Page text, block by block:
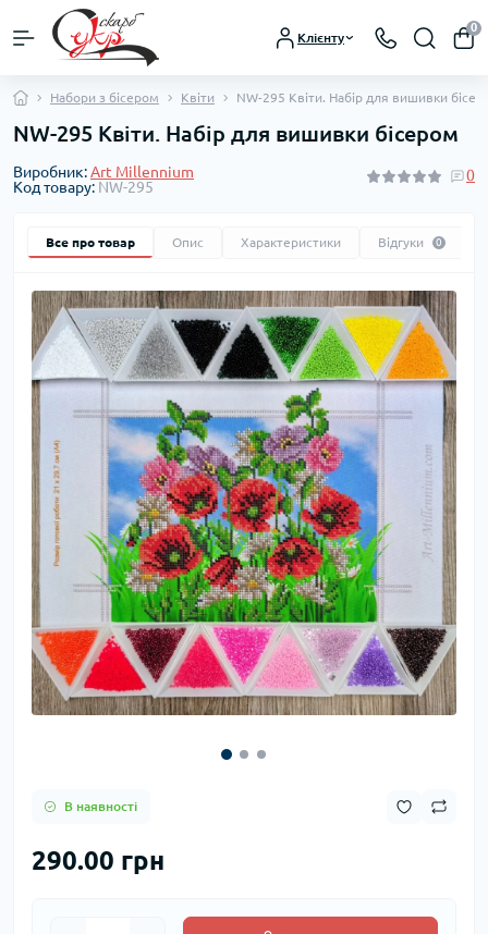
Клієнту
0
Набори з бісером Квіти NW-295 Квіти. Набір для вишивки
NW-295 Квіти. Набір для вишивки бісером
Виробник:Art Millennium
Код товару: NW-295
0
Все про товар Опис Характеристики Відгуки 0
В наявності
290.00 грн